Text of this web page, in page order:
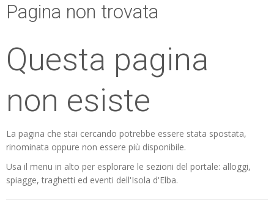
Pagina non trovata
Questa pagina
non esiste
La pagina che stai cercando potrebbe essere stata spostata,
rinominata oppure non essere più disponibile.
Usa il menu in alto per esplorare le sezioni del portale: alloggi,
spiagge, traghetti ed eventi dell'Isola d'Elba.